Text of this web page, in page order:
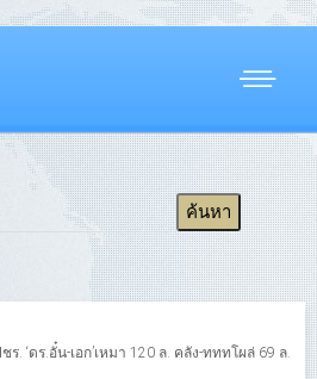
. ‘ดร.อั๋น-เอก’เหมา 120 ล. คลัง-ทททโผล่ 69 ล.